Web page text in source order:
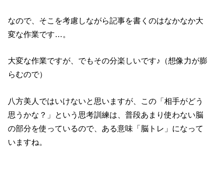
なので、そこを考慮しながら記事を書くのはなかなか大
変な作業です…。
大変な作業ですが、でもその分楽しいです♪（想像力が膨
らむので）
八方美人ではいけないと思いますが、この「相手がどう
思うかな？」という思考訓練は、普段あまり使わない脳
の部分を使っているので、ある意味「脳トレ」になって
いますね。